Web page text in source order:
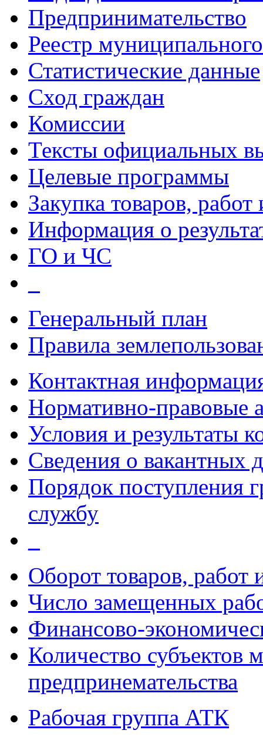
Предпринимательство
Реестр
Статистические данные
Сход граждан
Комиссии
Тексты официальных
Целевые программы
Закупка товаров, работ
Информация о
ГО и ЧС
Генеральный план
Правила
Контактная
Нормативно-правовые
Условия и результаты
Сведения о вакантных
Порядок поступления
службу
Оборот товаров, работ
Число замещенных
Финансово-
Количество субъектов
предпринемательства
Рабочая группа АТК